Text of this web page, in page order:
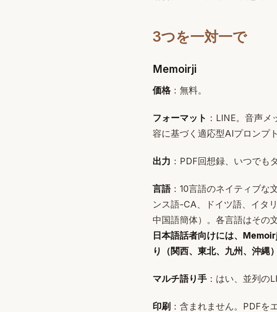
3つを一対一で
Memoirji
価格：無料。
フォーマット ：LINE。音声
容に基づく適応型AIプロンプト
出力 ：PDF回想録、いつでも
言語：10言語のネイティブな
ンス語-CA、ドイツ語、イタ
中国語簡体）。各言語はその
日本語話者向けには、
り（関西、東北、九州、沖縄
マルチ語り手 ：はい、並列の
印刷 ：含まれません。PDFを